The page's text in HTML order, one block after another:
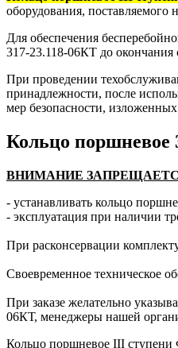
оборудования, поставляемого
Для обеспечения
317-23.118-06КТ до окончания
При проведении
принадлежности, после
мер безопасности, изложенных
Кольцо поршневое
ВНИМАНИЕ
- устанавливать кольцо
- эксплуатация при наличии
При расконсервации
Своевременное техническое
При заказе желательно
06КТ, менеджеры нашей
Кольцо поршневое III ступени